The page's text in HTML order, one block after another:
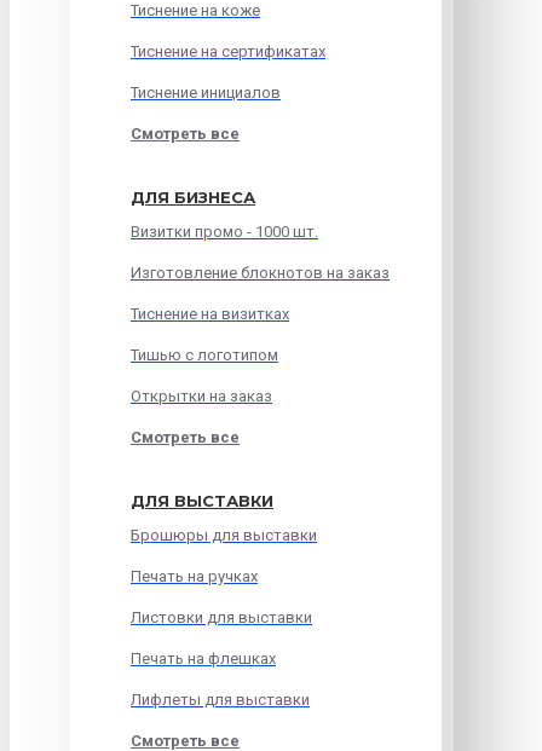
Тиснение на коже
Тиснение на сертификатах
Тиснение инициалов
Смотреть все
ДЛЯ БИЗНЕСА
Визитки промо - 1000 шт.
Изготовление блокнотов на заказ
Тиснение на визитках
Тишью с логотипом
Открытки на заказ
Смотреть все
ДЛЯ ВЫСТАВКИ
Брошюры для выставки
Печать на ручках
Листовки для выставки
Печать на флешках
Лифлеты для выставки
Смотреть все